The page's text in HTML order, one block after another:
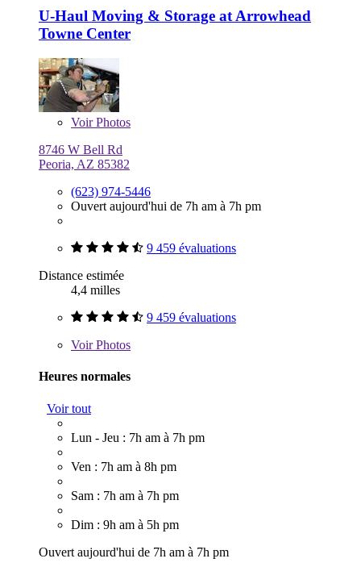
U-Haul Moving & Storage at Arrowhead
Towne Center
VoirPhotos
8746 W Bell Rd
Peoria, AZ 85382
(623) 974-5446
Ouvert aujourd'hui de 7h am à 7h pm
9 459 évaluations
Distance estimée
4,4 milles
9 459 évaluations
VoirPhotos
Heures normales
Voir tout
Lun - Jeu : 7h am à 7h pm
Ven : 7h am à 8h pm
Sam : 7h am à 7h pm
Dim : 9h am à 5h pm
Ouvert aujourd'hui de 7h am à 7h pm